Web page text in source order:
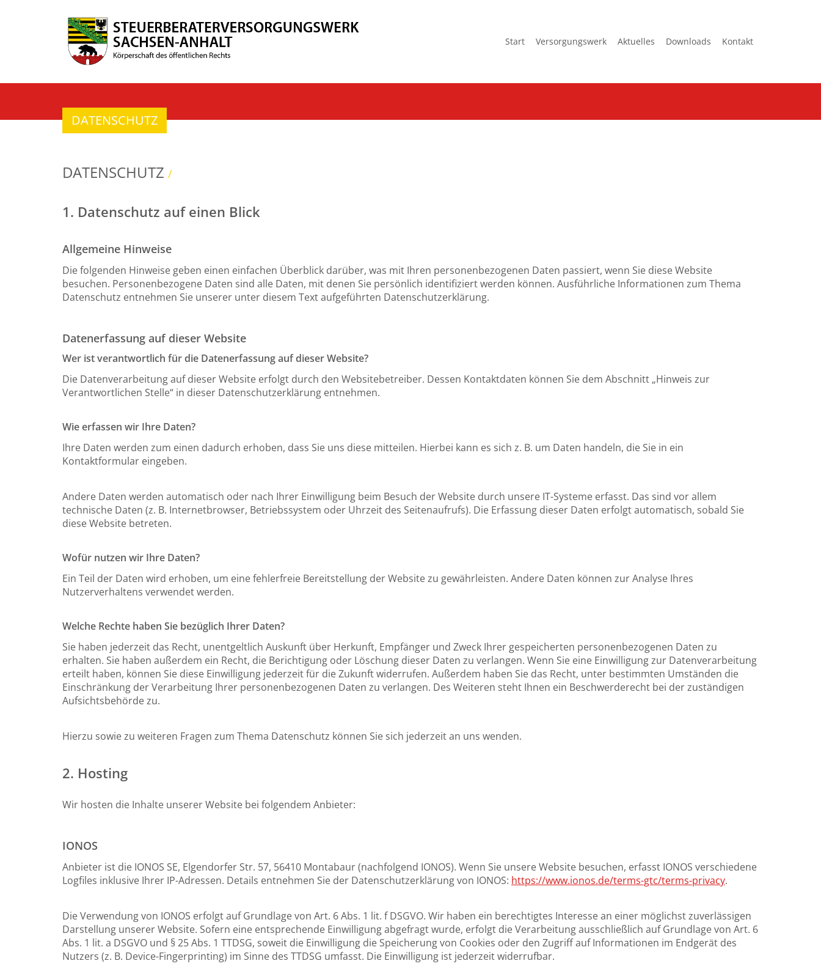
Start Versorgungswerk Aktuelles Downloads Kontakt
DATENSCHUTZ
DATENSCHUTZ /
1. Datenschutz auf einen Blick
Allgemeine Hinweise
Die folgenden Hinweise geben einen einfachen Überblick darüber, was mit Ihren personenbezogenen Daten passiert, wenn Sie diese Website
besuchen. Personenbezogene Daten sind alle Daten, mit denen Sie persönlich identifiziert werden können. Ausführliche Informationen zum Thema
Datenschutz entnehmen Sie unserer unter diesem Text aufgeführten Datenschutzerklärung.
Datenerfassung auf dieser Website
Wer ist verantwortlich für die Datenerfassung auf dieser Website?
Die Datenverarbeitung auf dieser Website erfolgt durch den Websitebetreiber. Dessen Kontaktdaten können Sie dem Abschnitt „Hinweis zur
Verantwortlichen Stelle“ in dieser Datenschutzerklärung entnehmen.
Wie erfassen wir Ihre Daten?
Ihre Daten werden zum einen dadurch erhoben, dass Sie uns diese mitteilen. Hierbei kann es sich z. B. um Daten handeln, die Sie in ein
Kontaktformular eingeben.
Andere Daten werden automatisch oder nach Ihrer Einwilligung beim Besuch der Website durch unsere IT-Systeme erfasst. Das sind vor allem
technische Daten (z. B. Internetbrowser, Betriebssystem oder Uhrzeit des Seitenaufrufs). Die Erfassung dieser Daten erfolgt automatisch, sobald Sie
diese Website betreten.
Wofür nutzen wir Ihre Daten?
Ein Teil der Daten wird erhoben, um eine fehlerfreie Bereitstellung der Website zu gewährleisten. Andere Daten können zur Analyse Ihres
Nutzerverhaltens verwendet werden.
Welche Rechte haben Sie bezüglich Ihrer Daten?
Sie haben jederzeit das Recht, unentgeltlich Auskunft über Herkunft, Empfänger und Zweck Ihrer gespeicherten personenbezogenen Daten zu
erhalten. Sie haben außerdem ein Recht, die Berichtigung oder Löschung dieser Daten zu verlangen. Wenn Sie eine Einwilligung zur Datenverarbeitung
erteilt haben, können Sie diese Einwilligung jederzeit für die Zukunft widerrufen. Außerdem haben Sie das Recht, unter bestimmten Umständen die
Einschränkung der Verarbeitung Ihrer personenbezogenen Daten zu verlangen. Des Weiteren steht Ihnen ein Beschwerderecht bei der zuständigen
Aufsichtsbehörde zu.
Hierzu sowie zu weiteren Fragen zum Thema Datenschutz können Sie sich jederzeit an uns wenden.
2. Hosting
Wir hosten die Inhalte unserer Website bei folgendem Anbieter:
IONOS
Anbieter ist die IONOS SE, Elgendorfer Str. 57, 56410 Montabaur (nachfolgend IONOS). Wenn Sie unsere Website besuchen, erfasst IONOS verschiedene
Logfiles inklusive Ihrer IP-Adressen. Details entnehmen Sie der Datenschutzerklärung von IONOS: https://www.ionos.de/terms-gtc/terms-privacy.
Die Verwendung von IONOS erfolgt auf Grundlage von Art. 6 Abs. 1 lit. f DSGVO. Wir haben ein berechtigtes Interesse an einer möglichst zuverlässigen
Darstellung unserer Website. Sofern eine entsprechende Einwilligung abgefragt wurde, erfolgt die Verarbeitung ausschließlich auf Grundlage von Art. 6
Abs. 1 lit. a DSGVO und § 25 Abs. 1 TTDSG, soweit die Einwilligung die Speicherung von Cookies oder den Zugriff auf Informationen im Endgerät des
Nutzers (z. B. Device-Fingerprinting) im Sinne des TTDSG umfasst. Die Einwilligung ist jederzeit widerrufbar.